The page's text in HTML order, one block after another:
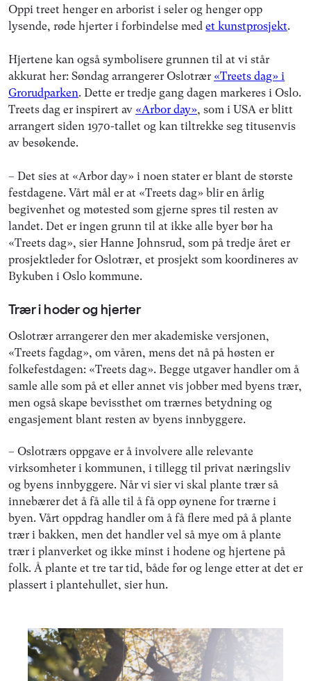
Oppi treet henger en arborist i seler og henger opp
lysende, røde hjerter i forbindelse med et kunstprosjekt.
Hjertene kan også symbolisere grunnen til at vi står
akkurat her: Søndag arrangerer Oslotrær «Treets dag» i
Grorudparken. Dette er tredje gang dagen markeres i Oslo.
Treets dag er inspirert av «Arbor day», som i USA er blitt
arrangert siden 1970-tallet og kan tiltrekke seg titusenvis
av besøkende.
– Det sies at «Arbor day» i noen stater er blant de største
festdagene. Vårt mål er at «Treets dag» blir en årlig
begivenhet og møtested som gjerne spres til resten av
landet. Det er ingen grunn til at ikke alle byer bør ha
«Treets dag», sier Hanne Johnsrud, som på tredje året er
prosjektleder for Oslotrær, et prosjekt som koordineres av
Bykuben i Oslo kommune.
Trær i hoder og hjerter
Oslotrær arrangerer den mer akademiske versjonen,
«Treets fagdag», om våren, mens det nå på høsten er
folkefestdagen: «Treets dag». Begge utgaver handler om å
samle alle som på et eller annet vis jobber med byens trær,
men også skape bevissthet om trærnes betydning og
engasjement blant resten av byens innbyggere.
– Oslotrærs oppgave er å involvere alle relevante
virksomheter i kommunen, i tillegg til privat næringsliv
og byens innbyggere. Når vi sier vi skal plante trær så
innebærer det å få alle til å få opp øynene for trærne i
byen. Vårt oppdrag handler om å få flere med på å plante
trær i bakken, men det handler vel så mye om å plante
trær i planverket og ikke minst i hodene og hjertene på
folk. Å plante et tre tar tid, både før og lenge etter at det er
plassert i plantehullet, sier hun.